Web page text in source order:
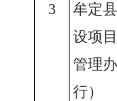
3
牟定
设项
管理
行）